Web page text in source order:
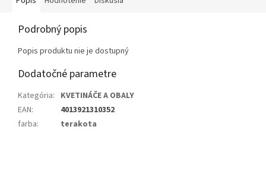
Podrobný popis
Popis produktu nie je dostupný
Dodatočné parametre
Kategória: KVETINÁČE A OBALY
EAN:
4013921310352
farba: terakota